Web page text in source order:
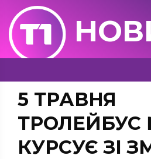
5 ТРАВНЯ
ТРОЛЕЙБУС
КУРСУЄ ЗІ